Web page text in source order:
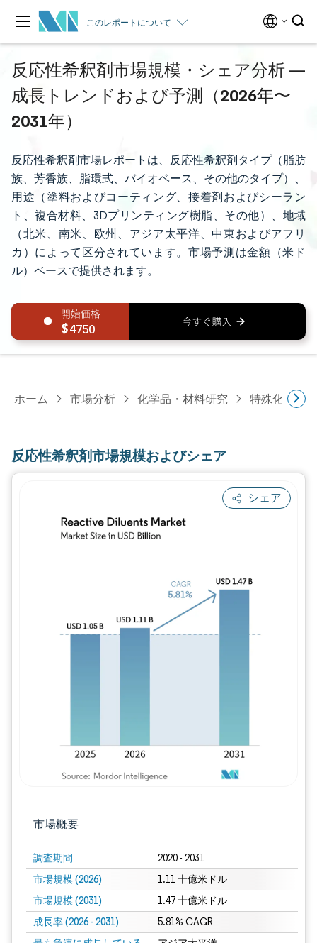
このレポートについて
反応性希釈剤市場規模・シェア分析 —
成長トレンドおよび予測（2026年〜
2031年）
反応性希釈剤市場レポートは、反応性希釈剤タイプ（脂肪
族、芳香族、脂環式、バイオベース、その他のタイプ）、
用途（塗料およびコーティング、接着剤およびシーラン
ト、複合材料、3Dプリンティング樹脂、その他）、地域
（北米、南米、欧州、アジア太平洋、中東およびアフリ
カ）によって区分されています。市場予測は金額（米ド
ル）ベースで提供されます。
4750
ホーム 市場分析 化学品・材料研究 特殊化学品
反応性希釈剤市場規模およびシェア
シェア
市場概要
調査期間 2020 - 2031
市場規模 (2026) 1.11 十億米ドル
市場規模 (2031) 1.47 十億米ドル
成長率 (2026 - 2031) 5.81% CAGR